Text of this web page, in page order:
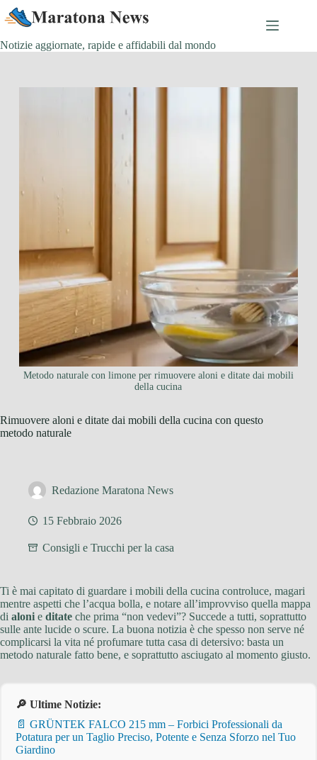
Salta
al
contenuto
Notizie aggiornate, rapide e affidabili dal mondo
Metodo naturale con limone per rimuovere aloni e ditate dai mobili
della cucina
Rimuovere aloni e ditate dai mobili della cucina con questo
metodo naturale
Redazione Maratona News
15 Febbraio 2026
Consigli e Trucchi per la casa
Ti è mai capitato di guardare i mobili della cucina controluce, magari
mentre aspetti che l’acqua bolla, e notare all’improvviso quella mappa
di aloni e ditate che prima “non vedevi”? Succede a tutti, soprattutto
sulle ante lucide o scure. La buona notizia è che spesso non serve né
complicarsi la vita né profumare tutta casa di detersivo: basta un
metodo naturale fatto bene, e soprattutto asciugato al momento giusto.
🔎 Ultime Notizie:
📄 GRÜNTEK FALCO 215 mm – Forbici Professionali da
Potatura per un Taglio Preciso, Potente e Senza Sforzo nel Tuo
Giardino